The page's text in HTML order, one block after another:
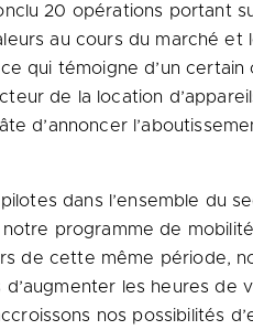
20 opérations portant
au cours du marché et
qui témoigne d’un certain
de la location
d’annoncer
dans l’ensemble du
programme de
de cette même période,
les heures de
nos possibilités